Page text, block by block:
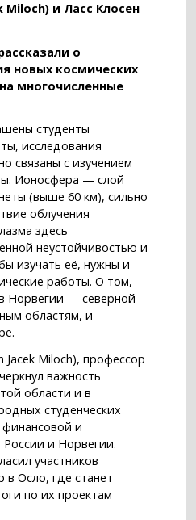
и Ласс Клосен
о
новых космических
многочисленные
студенты
исследования
связаны с изучением
Ионосфера — слой
(выше 60 км), сильно
облучения
здесь
неустойчивостью и
изучать её, нужны и
работы. О том,
Норвегии — северной
областям, и
Miloch), профессор
важность
области и в
студенческих
и
и Норвегии.
участников
в Осло, где станет
по их проектам